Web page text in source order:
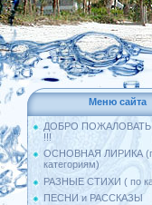
Меню сайта
ДОБРО
!!!
ОСНОВНАЯ ЛИРИКА
категориям)
РАЗНЫЕ СТИХИ ( по
ПЕСНИ и РАССКАЗЫ